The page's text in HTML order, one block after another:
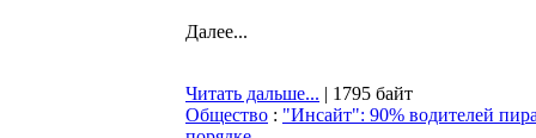
Далее...
Читать дальше... | 1795 байт
Общество : "Инсайт": 90% водителей